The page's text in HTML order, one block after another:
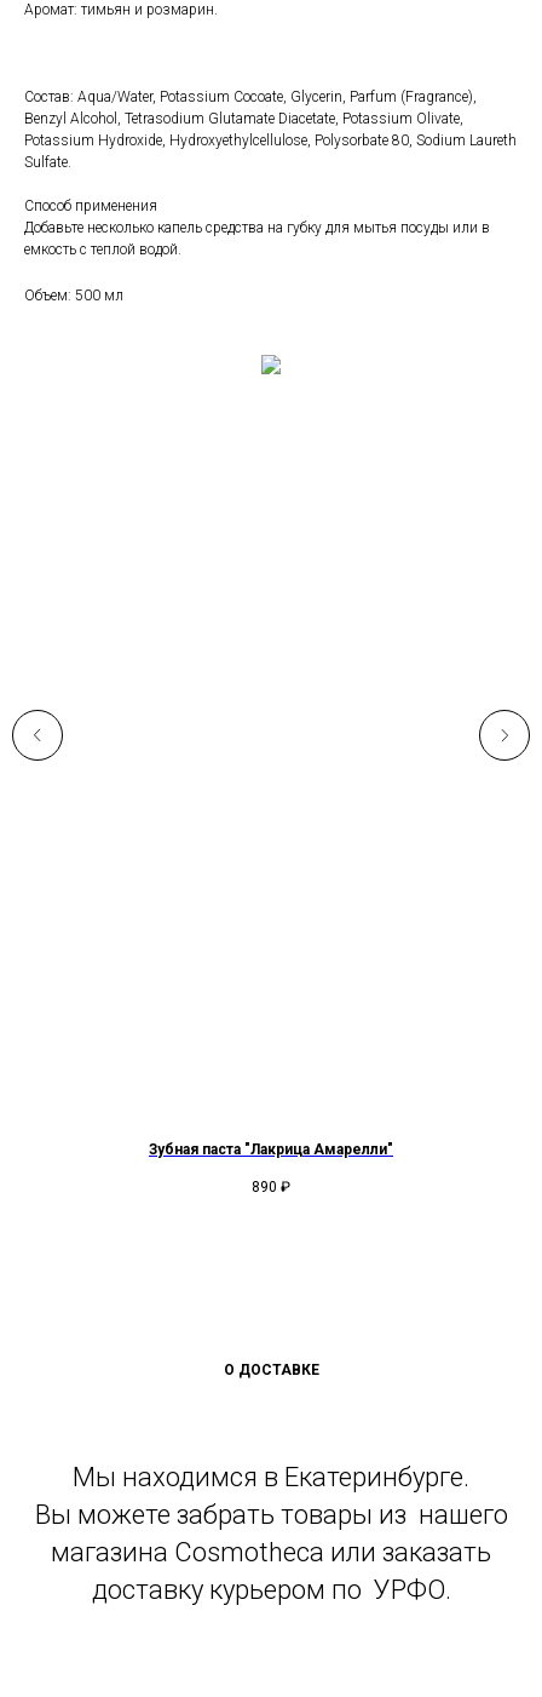
Аромат: тимьян и розмарин.
Состав: Aqua/Water, Potassium Cocoate, Glycerin, Parfum (Fragrance),
Benzyl Alcohol, Tetrasodium Glutamate Diacetate, Potassium Olivate,
Potassium Hydroxide, Hydroxyethylcellulose, Polysorbate 80, Sodium Laureth
Sulfate.
Способ применения
Добавьте несколько капель средства на губку для мытья посуды или в
емкость с теплой водой.
Объем: 500 мл
Зубная паста "Лакрица Амарелли"
890 ₽
О ДОСТАВКЕ
Мы находимся в Екатеринбурге.
Вы можете забрать товары из нашего
магазина Cosmotheca или заказать
доставку курьером по УРФО.